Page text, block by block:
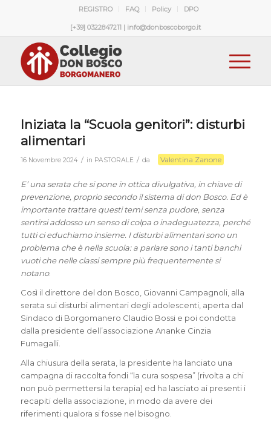
REGISTRO FAQ Policy DPO
[+39] 0322847211 | info@donboscoborgo.it
Iniziata la “Scuola genitori”: disturbi
alimentari
16 Novembre 2024 / in PASTORALE / da Valentina Zanone
E’ una serata che si pone in ottica divulgativa, in chiave di
prevenzione, proprio secondo il sistema di don Bosco. Ed è
importante trattare questi temi senza pudore, senza
sentirsi addosso un senso di colpa o inadeguatezza, perché
tutti ci educhiamo insieme. I disturbi alimentari sono un
problema che è nella scuola: a parlare sono i tanti banchi
vuoti che nelle classi sempre più frequentemente si
notano.
Così il direttore del don Bosco, Giovanni Campagnoli, alla
serata sui disturbi alimentari degli adolescenti, aperta dal
Sindaco di Borgomanero Claudio Bossi e poi condotta
dalla presidente dell’associazione Ananke Cinzia
Fumagalli.
Alla chiusura della serata, la presidente ha lanciato una
campagna di raccolta fondi “la cura sospesa” (rivolta a chi
non può permettersi la terapia) ed ha lasciato ai presenti i
recapiti della associazione, in modo da avere dei
riferimenti qualora si fosse nel bisogno.